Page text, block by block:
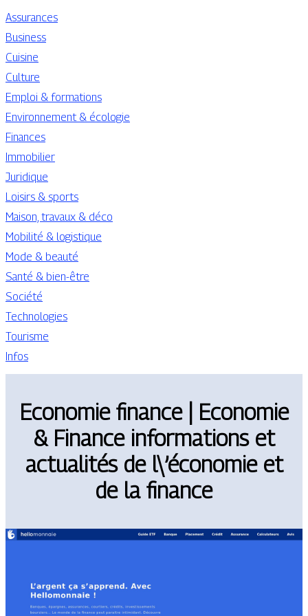
Assurances
Business
Cuisine
Culture
Emploi & formations
Environnement & écologie
Finances
Immobilier
Juridique
Loisirs & sports
Maison, travaux & déco
Mobilité & logistique
Mode & beauté
Santé & bien-être
Société
Technologies
Tourisme
Infos
Economie finance | Economie
& Finance infor­ma­tions et
actualités de l\’économie et
de la finance